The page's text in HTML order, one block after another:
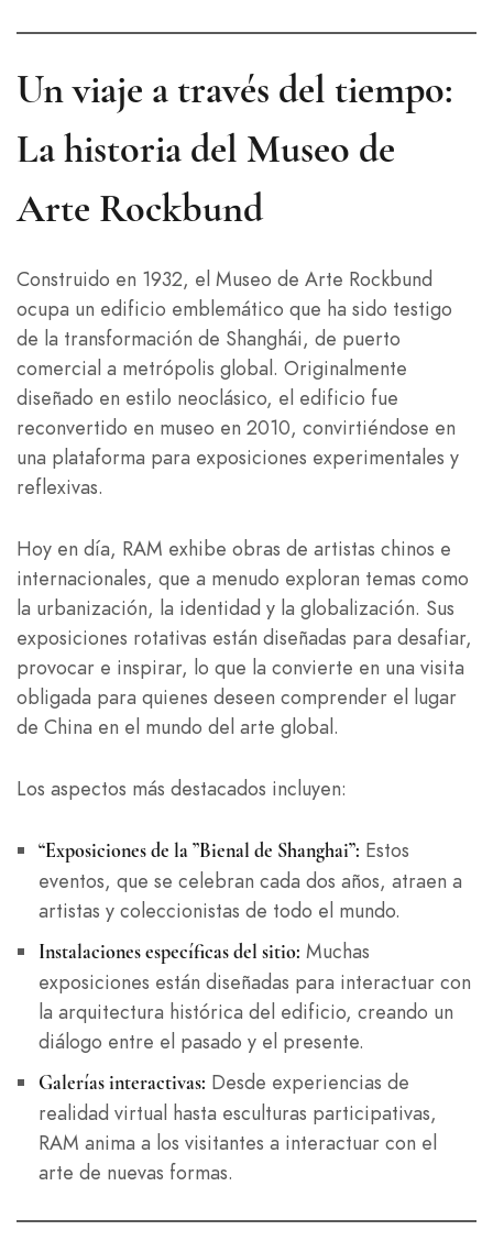
Un viaje a través del tiempo:
La historia del Museo de
Arte Rockbund
Construido en 1932, el Museo de Arte Rockbund
ocupa un edificio emblemático que ha sido testigo
de la transformación de Shanghái, de puerto
comercial a metrópolis global. Originalmente
diseñado en estilo neoclásico, el edificio fue
reconvertido en museo en 2010, convirtiéndose en
una plataforma para exposiciones experimentales y
reflexivas.
Hoy en día, RAM exhibe obras de artistas chinos e
internacionales, que a menudo exploran temas como
la urbanización, la identidad y la globalización. Sus
exposiciones rotativas están diseñadas para desafiar,
provocar e inspirar, lo que la convierte en una visita
obligada para quienes deseen comprender el lugar
de China en el mundo del arte global.
Los aspectos más destacados incluyen:
“Exposiciones de la ”Bienal de Shanghai”: Estos
eventos, que se celebran cada dos años, atraen a
artistas y coleccionistas de todo el mundo.
Instalaciones específicas del sitio: Muchas
exposiciones están diseñadas para interactuar con
la arquitectura histórica del edificio, creando un
diálogo entre el pasado y el presente.
Galerías interactivas: Desde experiencias de
realidad virtual hasta esculturas participativas,
RAM anima a los visitantes a interactuar con el
arte de nuevas formas.